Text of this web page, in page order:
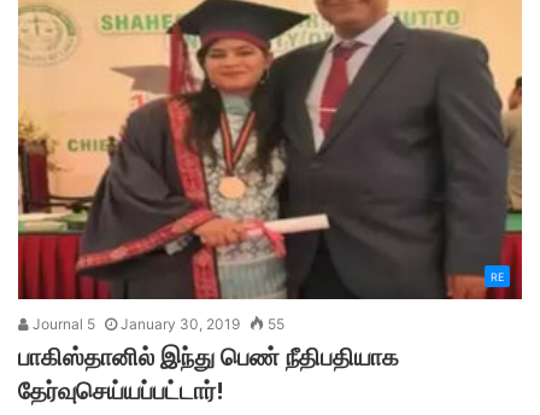
RE
Journal 5 January 30, 2019 55
பாகிஸ்தானில் இந்து பெண் நீதிபதியாக
தேர்வுசெய்யப்பட்டார்!